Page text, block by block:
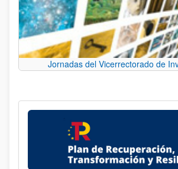
Jornadas del Vicerrectorado de